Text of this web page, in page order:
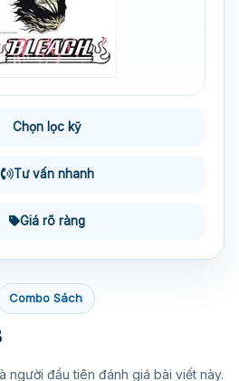
Chọn lọc kỹ
Tư vấn nhanh
Giá rõ ràng
Combo Sách
người đầu tiên đánh giá bài viết này.